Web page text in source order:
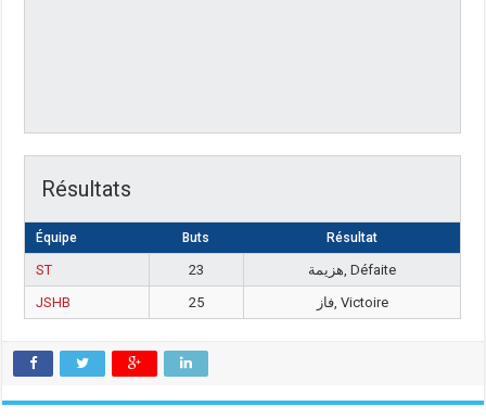
Résultats
Équipe Buts Résultat
ST 23
هزيمة, Défaite
JSHB
25 فاز, Victoire